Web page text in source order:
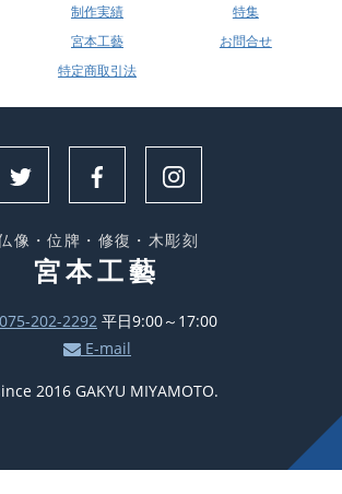
制作実績
特集
宮本工藝
お問合せ
特定商取引法
像・位牌・修復・木彫刻
宮本工藝
075-202-2292 平日9:00～17:00
E-mail
2016 GAKYU MIYAMOTO.